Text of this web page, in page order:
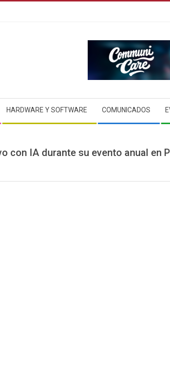
HARDWARE Y SOFTWARE COMUNICADOS
con IA durante su evento anual en